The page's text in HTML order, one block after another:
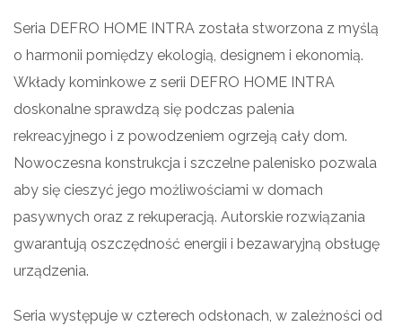
Seria DEFRO HOME INTRA została stworzona z myślą
o harmonii pomiędzy ekologią, designem i ekonomią.
Wkłady kominkowe z serii DEFRO HOME INTRA
doskonalne sprawdzą się podczas palenia
rekreacyjnego i z powodzeniem ogrzeją cały dom.
Nowoczesna konstrukcja i szczelne palenisko pozwala
aby się cieszyć jego możliwościami w domach
pasywnych oraz z rekuperacją. Autorskie rozwiązania
gwarantują oszczędność energii i bezawaryjną obsługę
urządzenia.
Seria występuje w czterech odsłonach, w zależności od